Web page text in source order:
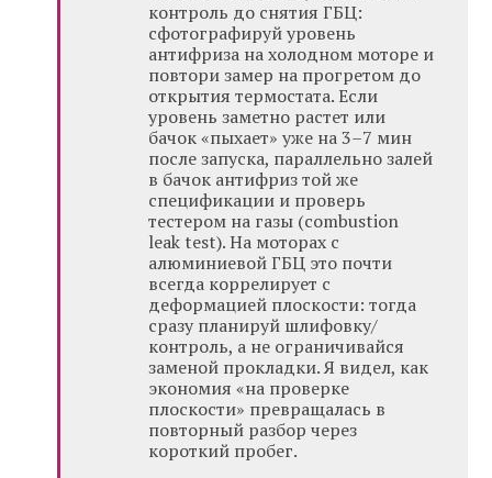
контроль до снятия ГБЦ:
сфотографируй уровень
антифриза на холодном моторе и
повтори замер на прогретом до
открытия термостата. Если
уровень заметно растет или
бачок «пыхает» уже на 3–7 мин
после запуска, параллельно залей
в бачок антифриз той же
спецификации и проверь
тестером на газы (combustion
leak test). На моторах с
алюминиевой ГБЦ это почти
всегда коррелирует с
деформацией плоскости: тогда
сразу планируй шлифовку/
контроль, а не ограничивайся
заменой прокладки. Я видел, как
экономия «на проверке
плоскости» превращалась в
повторный разбор через
короткий пробег.